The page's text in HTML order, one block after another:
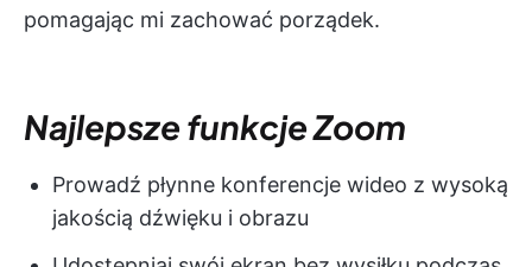
pomagając mi zachować porządek.
Najlepsze funkcje Zoom
Prowadź płynne konferencje wideo z wysoką
jakością dźwięku i obrazu